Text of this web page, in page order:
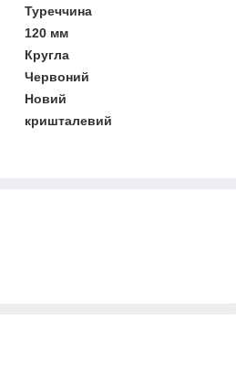
Туреччина
120 мм
Кругла
Червоний
Новий
кришталевий